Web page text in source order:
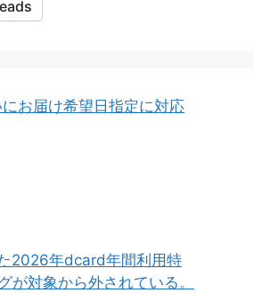
お届け希望日指定に対応
2026年dcard年間利用特
が対象から外されている。